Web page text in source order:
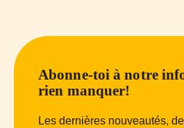
Abonne-toi à notre
rien manquer!
Les dernières nouveautés,